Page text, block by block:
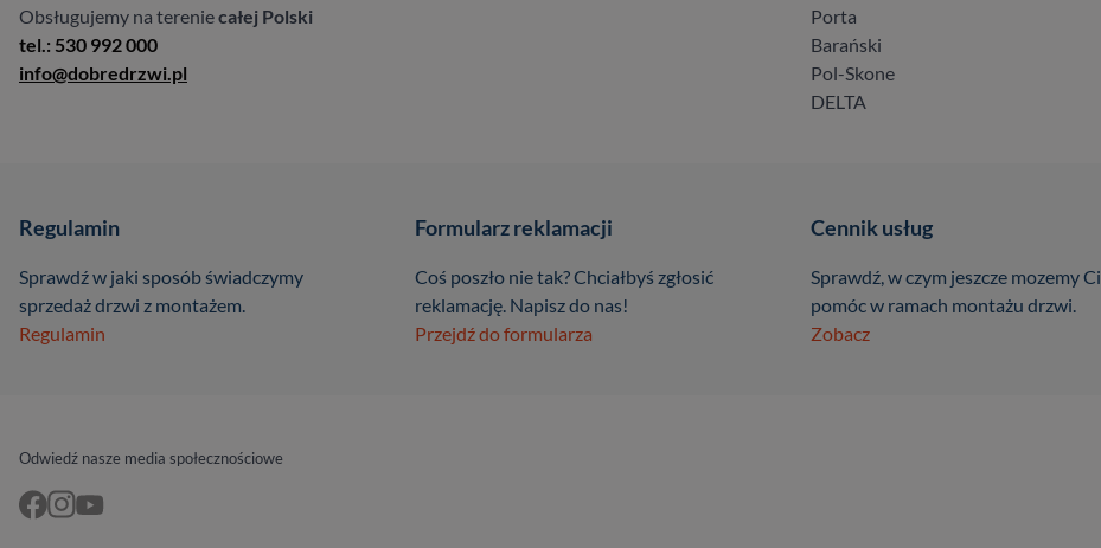
Obsługujemy na tereniecałej Polski
tel.: 530 992 000
info@dobredrzwi.pl
Porta
Barański
Pol-Skone
DELTA
Regulamin
Sprawdź w jaki sposób świadczymy
sprzedaż drzwi z montażem.
Regulamin
Formularz reklamacji
Coś poszło nie tak? Chciałbyś zgłosić
reklamację. Napisz do nas!
Przejdź do formularza
Cennik usług
Sprawdź, w czym jeszcze mozemy Ci
pomóc w ramach montażu drzwi.
Zobacz
Odwiedź nasze media społecznościowe